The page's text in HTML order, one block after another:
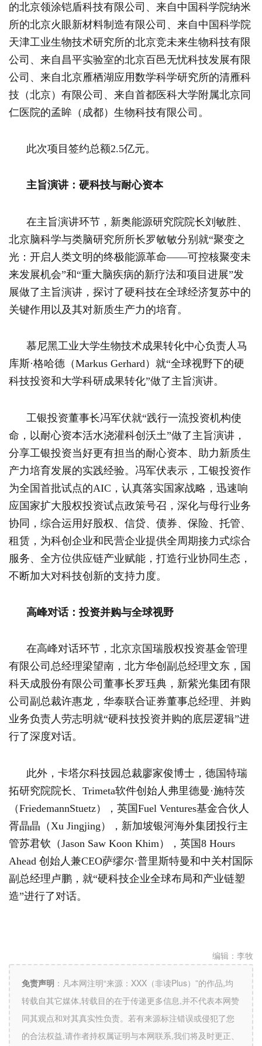
的北京领涂铠盾科技有限公司、来自中国科学院纳米
所的北京火眼新材料制造有限公司、来自中国科学院
天津工业生物技术研究所的北京竞未来生物科技有限
公司、来自昌平实验室的北京百邑无忧科技发展有限
公司、来自北京雁栖湖应用数学科学研究所的清雁科
技（北京）有限公司、来自首都医科大学附属北京同
仁医院的孟眸（成都）生物科技有限公司。
此次项目签约总额2.5亿元。
主旨演讲：硬科技与耐心资本
在主旨演讲环节，新奥能源研究院院长刘敏胜、
北京脑科学与类脑研究所所长罗敏敏分别就“聚变之
光：开启人类文明的终极能源革命——可控核聚变未
来发展机会”和“重大脑疾病的新疗法和项目进展”发
展做了主旨演讲，探讨了硬科技在全球经济复苏中的
关键作用以及其对新质生产力的培育。
慕尼黑工业大学生物技术成果转化中心负责人马
库斯·格哈德（Markus Gerhard）就“全球视野下的硬
科技投资和大学科研成果转化”做了主旨演讲。
工银投资董事长冯军伏就“践行一流投资机构使
命，以耐心资本活水浇灌科创沃土”做了主旨演讲，
分享工银投资当好更有担当的耐心资本、助力新质生
产力培育发展的实践经验。冯军伏表示，工银投资作
为全国首批试点的AIC，认真落实国家战略，迅速响
应国家扩大股权投资试点政策号召，深化与母行业务
协同，综合运用好股权、信贷、债券、保险、托管、
租赁，为科创企业和民营企业提供全周期接力式综合
服务、全方位供应链产业赋能，打造行业协同生态，
不断加大对科技创新的支持力度。
高峰对话：投资并购与全球视野
在高峰对话环节，北京京国瑞股权投资基金管理
有限公司总经理梁望南，北方华创副总经理文东，国
科天成股份有限公司董事长罗珏典，新紫光集团有限
公司副总裁许惠龙，华泰联合证券董事总经理、并购
业务负责人劳志明就“硬科技投资并购的底层逻辑”进
行了深度对话。
此外，卡塔尔科技园总裁廖家俊博士，德国特瑞
拓研究院院长、Trimeta软件创始人弗里德曼·施特茨
（FriedemannStuetz），英国Fuel Ventures基金合伙人
胥晶晶（Xu Jingjing），新加坡银河海外集团投行主
管苏君钦（Jason Saw Koon Khim），英国8 Hours
Ahead 创始人兼CEO萨缪尔·普里斯特曼和中关村国际
副总经理卢鹏，就“硬科技企业全球布局和产业链塑
造”进行了对话。
编辑： 李牧
免责声明 ： 凡本网注明“来源：XXX（非读Plus）”的作品,均
转载自其它媒体,转载目的在于传递更多信息,并不代表本网赞
同其观点和对其真实性负责。若有来源标注错误或侵犯了您
的合法权益,请作者持权属证明与本网联系,我们将及时更正、